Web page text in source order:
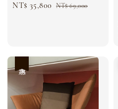
Sale
NT$ 35,800 Regular
NT$ 69,000